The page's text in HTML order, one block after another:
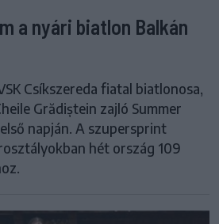
a nyári biatlon Balkán
Csíkszereda fiatal biatlonosa,
Grădiștein zajló Summer
napján. A szupersprint
hét ország 109